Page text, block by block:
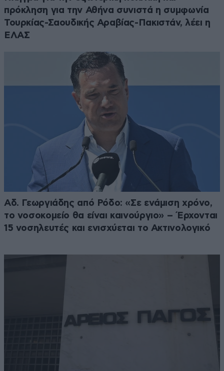
πρόκληση για την Αθήνα συνιστά η συμφωνία
Τουρκίας-Σαουδικής Αραβίας-Πακιστάν, λέει η
ΕΛΑΣ
Αδ. Γεωργιάδης από Ρόδο: «Σε ενάμιση χρόνο,
το νοσοκομείο θα είναι καινούργιο» – Έρχονται
15 νοσηλευτές και ενισχύεται το Ακτινολογικό